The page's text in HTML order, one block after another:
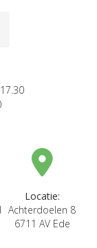
Locatie:
Achterdoelen 8
6711 AV Ede